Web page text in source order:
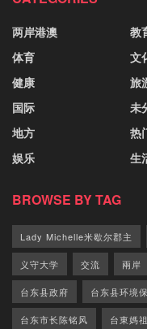
两岸港澳
体育
健康
国际
地方
娱乐
教
文
旅
未
热
生
BROWSE BY TAG
Lady Michelle米歇尔郡主
义守大学 交流 兩岸
台东县政府 台东县环境
台东市长陈铭风 台東媽